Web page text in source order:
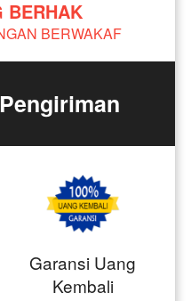
BERHAK
BERWAKAF
Garansi Uang
Kembali